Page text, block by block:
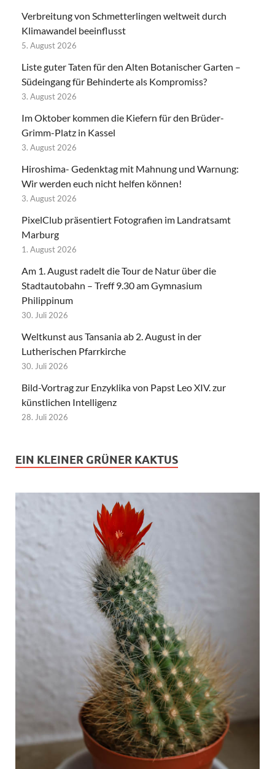
Verbreitung von Schmetterlingen weltweit durch
Klimawandel beeinflusst
5. August 2026
Liste guter Taten für den Alten Botanischer Garten –
Südeingang für Behinderte als Kompromiss?
3. August 2026
Im Oktober kommen die Kiefern für den Brüder-
Grimm-Platz in Kassel
3. August 2026
Hiroshima- Gedenktag mit Mahnung und Warnung:
Wir werden euch nicht helfen können!
3. August 2026
PixelClub präsentiert Fotografien im Landratsamt
Marburg
1. August 2026
Am 1. August radelt die Tour de Natur über die
Stadtautobahn – Treff 9.30 am Gymnasium
Philippinum
30. Juli 2026
Weltkunst aus Tansania ab 2. August in der
Lutherischen Pfarrkirche
30. Juli 2026
Bild-Vortrag zur Enzyklika von Papst Leo XIV. zur
künstlichen Intelligenz
28. Juli 2026
EIN KLEINER GRÜNER KAKTUS